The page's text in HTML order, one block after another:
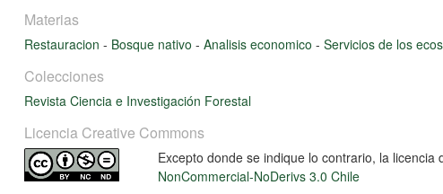
Materias
Restauracion - Bosque nativo - Analisis economico - Servicios de los
Colecciones
Revista Ciencia e Investigación Forestal
Licencia Creative Commons
Excepto donde se indique lo contrario, la licencia
NonCommercial-NoDerivs 3.0 Chile